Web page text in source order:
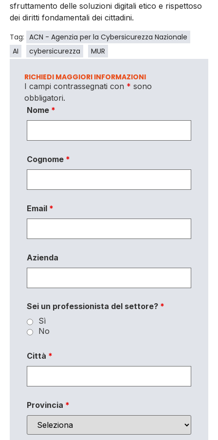
sfruttamento delle soluzioni digitali etico e rispettoso
dei diritti fondamentali dei cittadini.
Tag: ACN - Agenzia per la Cybersicurezza Nazionale
AI
cybersicurezza MUR
RICHIEDI MAGGIORI INFORMAZIONI
I campi contrassegnati con * sono
obbligatori.
Nome *
Cognome *
Email *
Azienda
Sei un professionista del settore? *
Sì
No
Città *
Provincia *